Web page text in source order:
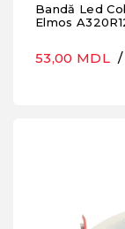
Bandă Led
Elmos
53,00 MDL /